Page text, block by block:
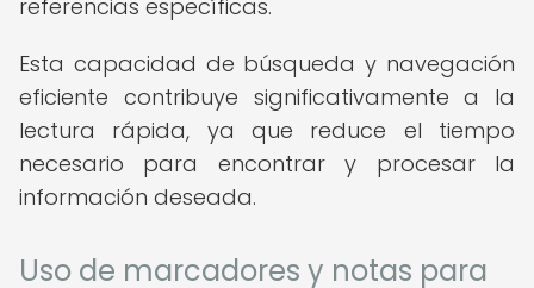
referencias específicas.
Esta capacidad de búsqueda y navegación
eficiente contribuye significativamente a la
lectura rápida, ya que reduce el tiempo
necesario para encontrar y procesar la
información deseada.
Uso de marcadores y notas para